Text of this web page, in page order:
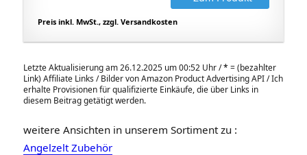
Preis inkl. MwSt., zzgl. Versandkosten
Letzte Aktualisierung am 26.12.2025 um 00:52 Uhr /* = (bezahlter
Link) Affiliate Links / Bilder von Amazon Product Advertising API / Ich
erhalte Provisionen für qualifizierte Einkäufe, die über Links in
diesem Beitrag getätigt werden.
weitere Ansichten in unserem Sortiment zu :
Angelzelt Zubehör